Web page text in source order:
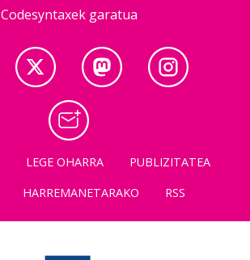
Codesyntaxek garatua
LEGE OHARRA
PUBLIZITATEA
HARREMANETARAKO RSS